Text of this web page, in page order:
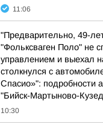
11:06
"Предварительно, 49-
"Фольксваген Поло" не
управлением и выехал
столкнулся с
Спасио»": подробности
"Бийск-Мартыново-
10:30